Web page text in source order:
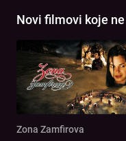
Novi filmovi koje
Zona Zamfirova